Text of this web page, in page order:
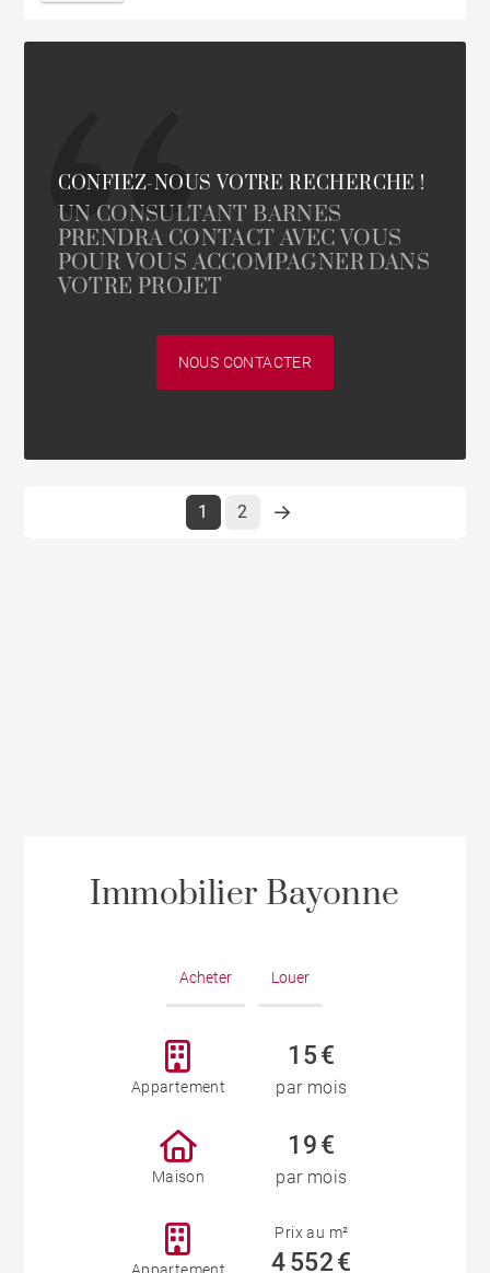
CONFIEZ-NOUS VOTRE RECHERCHE !
UN CONSULTANT BARNES
PRENDRA CONTACT AVEC VOUS
POUR VOUS ACCOMPAGNER DANS
VOTRE PROJET
NOUS CONTACTER
1 2
Immobilier Bayonne
Acheter Louer
Appartement
15 €
par mois
Maison
19 €
par mois
Appartement
Prix au m²
4 552 €